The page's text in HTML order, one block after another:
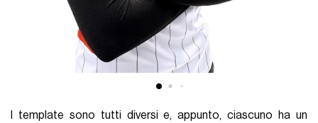
I template sono tutti diversi e, appunto, ciascuno ha un